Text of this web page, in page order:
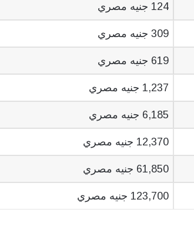
124 جنيه مصري
309 جنيه مصري
619 جنيه مصري
1,237 جنيه مصري
6,185 جنيه مصري
12,370 جنيه مصري
61,850 جنيه مصري
123,700 جنيه مصري